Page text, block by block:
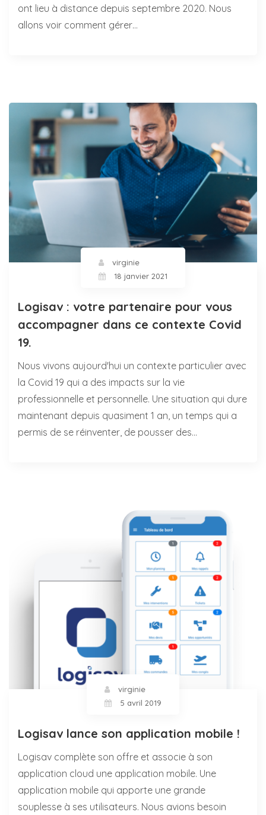
ont lieu à distance depuis septembre 2020. Nous
allons voir comment gérer…
virginie
18 janvier 2021
Logisav : votre partenaire pour vous
accompagner dans ce contexte Covid
19.
Nous vivons aujourd'hui un contexte particulier avec
la Covid 19 qui a des impacts sur la vie
professionnelle et personnelle. Une situation qui dure
maintenant depuis quasiment 1 an, un temps qui a
permis de se réinventer, de pousser des…
virginie
5 avril 2019
Logisav lance son application mobile !
Logisav complète son offre et associe à son
application cloud une application mobile. Une
application mobile qui apporte une grande
souplesse à ses utilisateurs. Nous avions besoin